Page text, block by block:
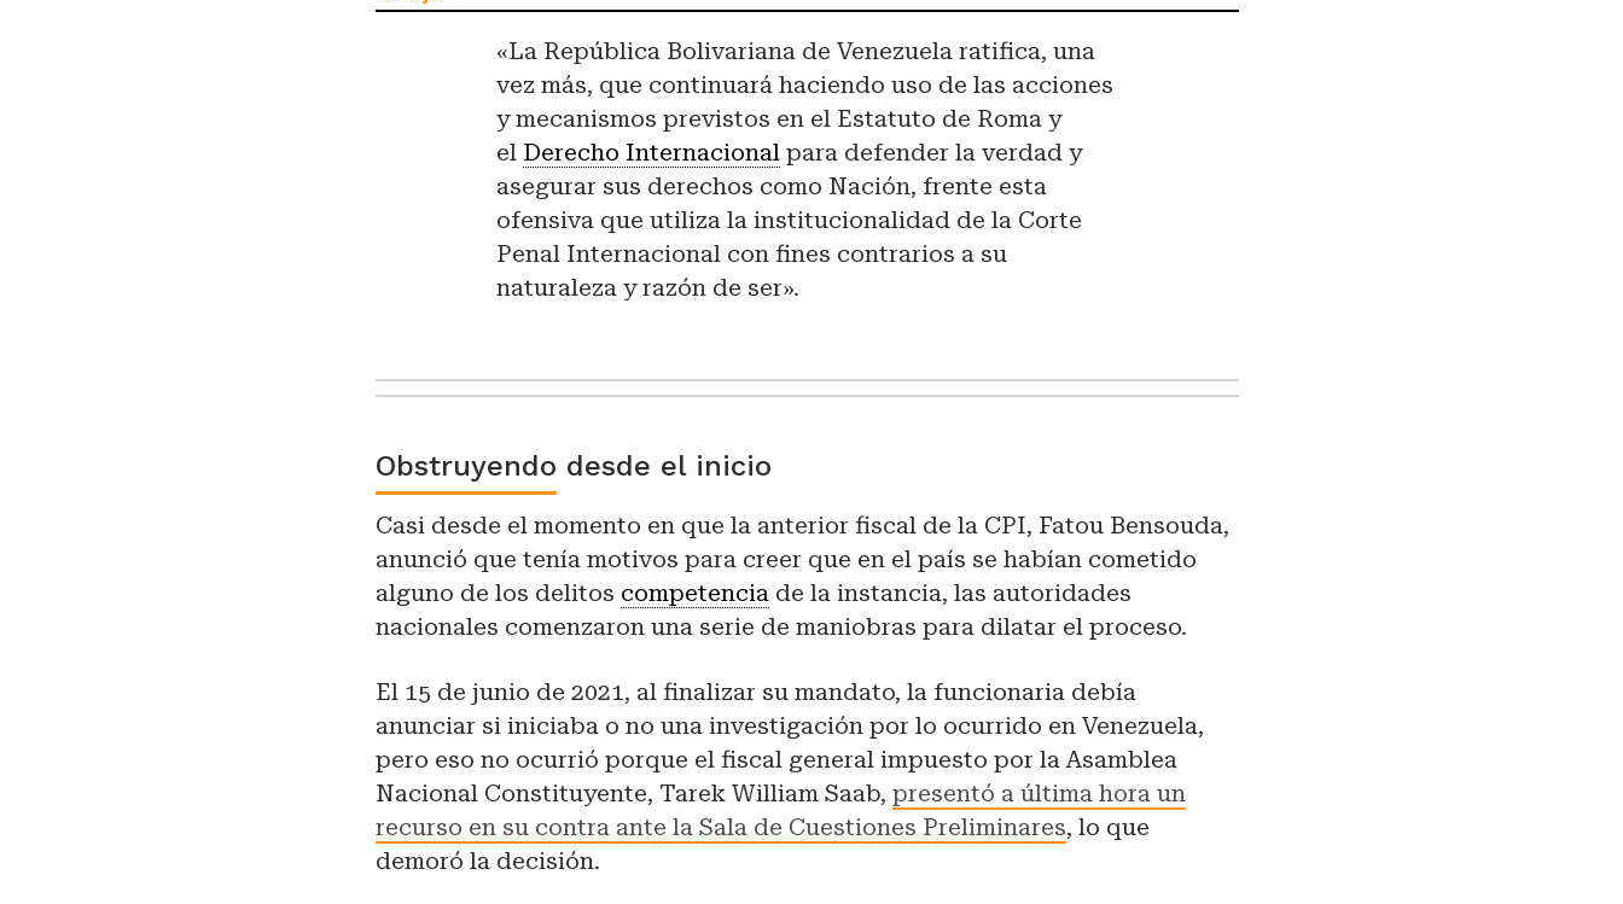
«La República Bolivariana de Venezuela ratifica, una
vez más, que continuará haciendo uso de las acciones
y mecanismos previstos en el Estatuto de Roma y
el Derecho Internacional para defender la verdad y
asegurar sus derechos como Nación, frente esta
ofensiva que utiliza la institucionalidad de la Corte
Penal Internacional con fines contrarios a su
naturaleza y razón de ser».
Obstruyendo desde el inicio
Casi desde el momento en que la anterior fiscal de la CPI, Fatou Bensouda,
anunció que tenía motivos para creer que en el país se habían cometido
alguno de los delitos competencia de la instancia, las autoridades
nacionales comenzaron una serie de maniobras para dilatar el proceso.
El 15 de junio de 2021, al finalizar su mandato, la funcionaria debía
anunciar si iniciaba o no una investigación por lo ocurrido en Venezuela,
pero eso no ocurrió porque el fiscal general impuesto por la Asamblea
Nacional Constituyente, Tarek William Saab,presentó a última hora un
recurso en su contra ante la Sala de Cuestiones Preliminares, lo que
demoró la decisión.